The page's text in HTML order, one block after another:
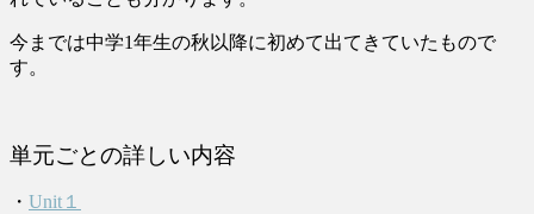
今までは中学1年生の秋以降に初めて出てきていたもので
す。
単元ごとの詳しい内容
・ Unit１